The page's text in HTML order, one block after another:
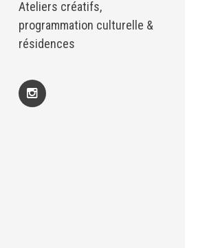
Ateliers créatifs,
programmation culturelle &
résidences